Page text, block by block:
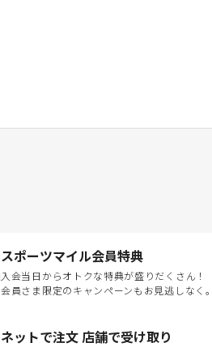
スポーツマイル会員特典
入会当日からオトクな特典が盛りだくさん！
会員さま限定のキャンペーンもお見逃しなく。
ネットで注文 店舗で受け取り